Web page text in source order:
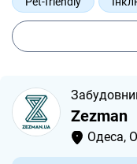
Запас баку води
Zezman
Одеса,